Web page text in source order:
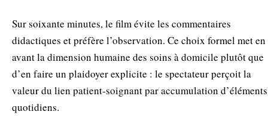
Sur soixante minutes, le film évite les commentaires
didactiques et préfère l’observation. Ce choix formel met en
avant la dimension humaine des soins à domicile plutôt que
d’en faire un plaidoyer explicite : le spectateur perçoit la
valeur du lien patient‑soignant par accumulation d’éléments
quotidiens.